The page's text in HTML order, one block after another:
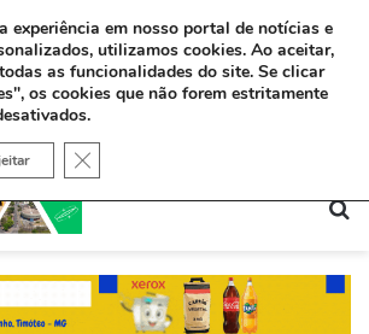
experiência em nosso portal de notícias e
utilizamos cookies. Ao aceitar,
as funcionalidades do site. Se clicar
os cookies que não forem estritamente
Close GDPR Cookie Banner